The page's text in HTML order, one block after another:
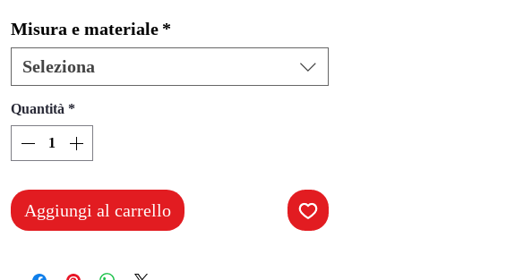
Misura e materiale *
Seleziona
Quantità *
Aggiungi al carrello